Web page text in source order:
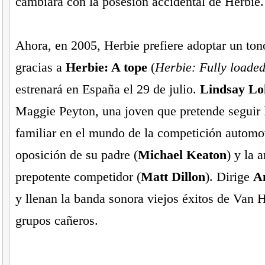
Ahora, en 2005, Herbie prefiere adoptar un
gracias a Herbie: A tope(Herbie: Fully loaded
estrenará en España el 29 de julio. Lindsay
Maggie Peyton, una joven que pretende
familiar en el mundo de la competición
oposición de su padre (Michael Keaton) y la
prepotente competidor (Matt Dillon). Dirige
y llenan la banda sonora viejos éxitos de Van
grupos cañeros.